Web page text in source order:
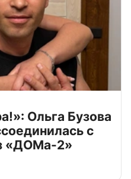
Ольга Бузова
с
«ДОМа-2»